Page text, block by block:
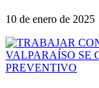
10 de enero de 2025